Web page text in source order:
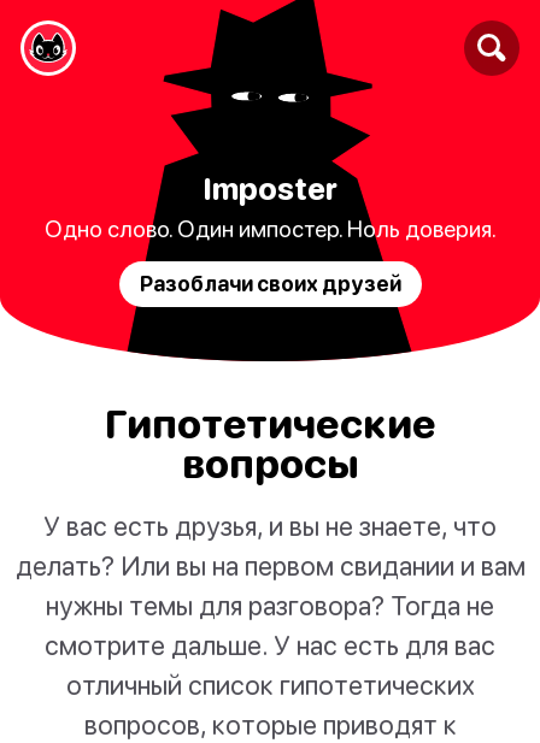
Imposter
Одно слово. Один импостер. Ноль доверия.
Разоблачи своих друзей
Гипотетические
вопросы
У вас есть друзья, и вы не знаете, что
делать? Или вы на первом свидании и вам
нужны темы для разговора? Тогда не
смотрите дальше. У нас есть для вас
отличный список гипотетических
вопросов, которые приводят к